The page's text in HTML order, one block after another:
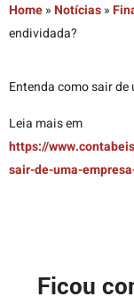
Home»Notícias»
endividada?
Entenda como sair
Leia mais em
https://
sair-de-uma-
Ficou